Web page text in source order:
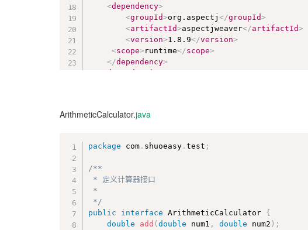
<dependency>
<groupId>org.aspectj</groupId>
<artifactId>aspectjweaver</artifactId>
<version>1.8.9</version>
<scope> runtime</scope>
</dependency>
dependencies
ArithmeticCalculator.java
package com . shuoeasy .test ;
/**
* 定义计算器接口
*
*/
public
interface ArithmeticCalculator {
double
add (double num1 , double num2 ) ;